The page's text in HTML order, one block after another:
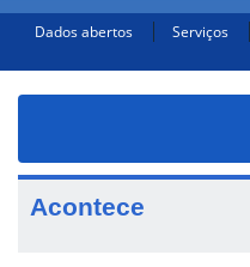
Dados abertos Serviços
Acontece